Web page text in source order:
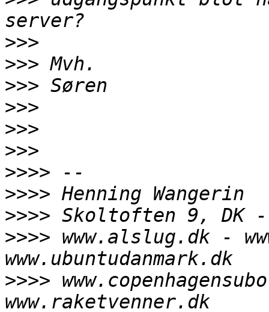
>>>
>>>
>>>
>>>
>>>
>>>
>>>>
>>>>
>>>>
>>>> www.alslug.dk -
>>>>